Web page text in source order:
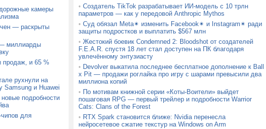
камеры
— раскрыты
— миллиарды
продаж, и 65 %
рухнули на
Samsung и Huawei
подробности
чипов для
• Создатель TikTok разрабатывает ИИ-модель с 10 трлн
параметров — как у передовой Anthropic Mythos
• Суд обязал Meta✴ изменить Facebook✴ и Instagram✴ ради
защиты подростков и выплатить $567 млн
• Жестокий боевик Condemned 2: Bloodshot от создателей
F.E.A.R. спустя 18 лет стал доступен на ПК благодаря
увлечённому энтузиасту
• Devolver выкатила последнее бесплатное дополнение к Ball
x Pit — продажи роглайка про игру с шарами превысили два
миллиона копий
• По мотивам книжной серии «Коты-Воители» выйдет
пошаговая RPG — первый трейлер и подробности Warrior
Cats: Clans of the Forest
• RTX Spark становится ближе: Nvidia перенесла
нейросетевое сжатие текстур на Windows on Arm